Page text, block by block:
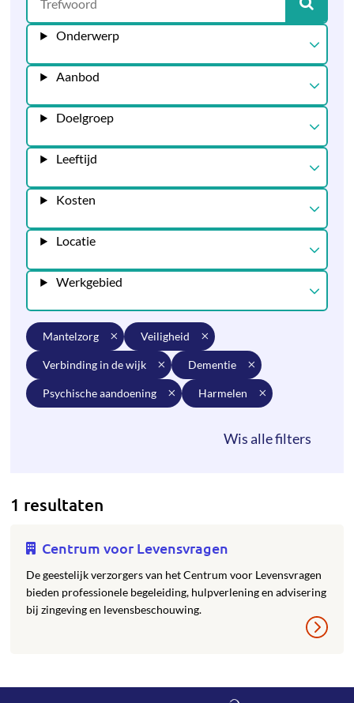
Onderwerp
Aanbod
Doelgroep
Leeftijd
Kosten
Locatie
Werkgebied
mantelzorg veiligheid
verbinding in de wijk dementie
psychische aandoening harmelen
1 resultaten
Centrum voor Levensvragen
De geestelijk verzorgers van het Centrum voor Levensvragen
bieden professionele begeleiding, hulpverlening en advisering
bij zingeving en levensbeschouwing.